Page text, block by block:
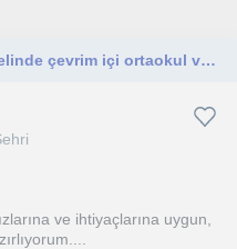
Afyon’da yüz yüze, Türkiye genelinde çevrim içi ortaokul ve lise öğrencilerine yönelik PDR ve ders takibi rehberliği.
ve ihtiyaçlarına uygun,